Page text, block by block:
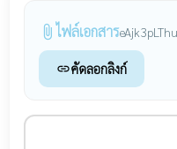
attach_file ไฟล์เอกสาร
linkคัดลอกลิงก์